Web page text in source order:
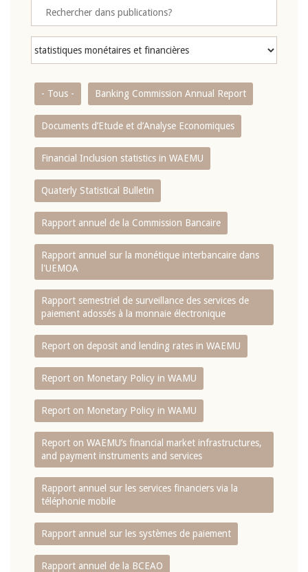
- Tous - Banking Commission Annual Report
Documents d’Etude et d’Analyse Economiques
Financial Inclusion statistics in WAEMU
Quaterly Statistical Bulletin
Rapport annuel de la Commission Bancaire
Rapport annuel sur la monétique interbancaire dans
l'UEMOA
Rapport semestriel de surveillance des services de
paiement adossés à la monnaie électronique
Report on deposit and lending rates in WAEMU
Report on Monetary Policy in WAMU
Report on Monetary Policy in WAMU
Report on WAEMU’s financial market infrastructures,
and payment instruments and services
Rapport annuel sur les services financiers via la
téléphonie mobile
Rapport annuel sur les systèmes de paiement
Rapport annuel de la BCEAO